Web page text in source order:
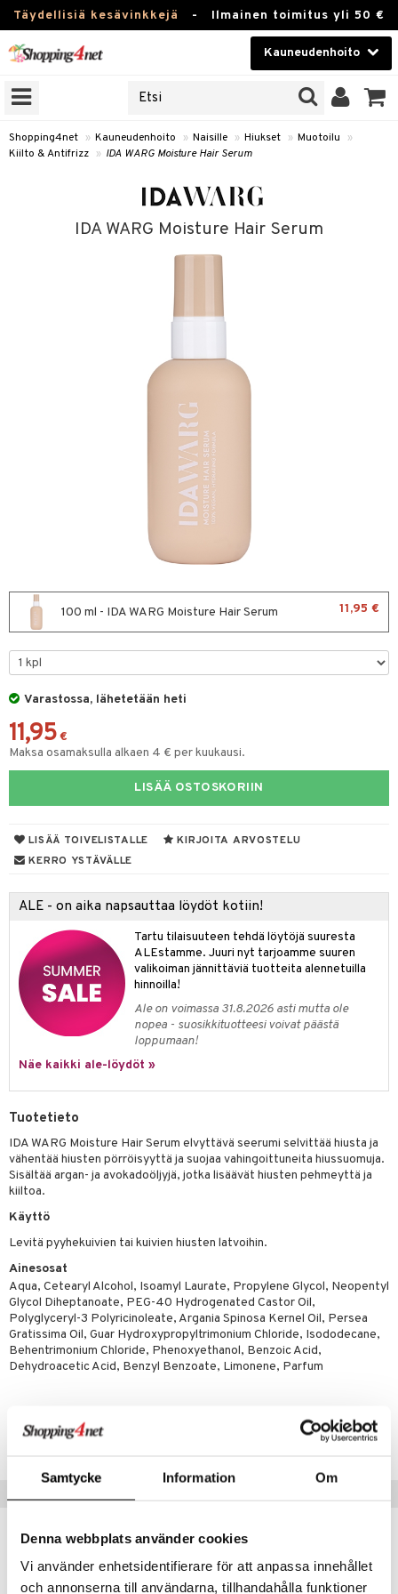
Samtycke Information Om
Denna webbplats använder cookies
Vi använder enhetsidentifierare för att anpassa innehållet
och annonserna till användarna, tillhandahålla funktioner
Täydellisiä kesävinkkejä - Ilmainen toimitus yli 50 €
Kauneudenhoito
Kauneudenhoito
Piilolinssit
Shopping4net » Kauneudenhoito » Naisille » Hiukset » Muotoilu
»
Kiilto & Antifrizz » IDA WARG Moisture Hair Serum
IDA WARG Moisture Hair Serum
100 ml - IDA WARG Moisture Hair Serum 11,95 €
Varastossa, lähetetään heti
11,95 €
Maksa osamaksulla alkaen 4 € per kuukausi.
LISÄÄ OSTOSKORIIN
LISÄÄ TOIVELISTALLE
KIRJOITA ARVOSTELU
KERRO YSTÄVÄLLE
ALE - on aika napsauttaa löydöt kotiin!
Tartu tilaisuuteen tehdä löytöjä suuresta
ALEstamme. Juuri nyt tarjoamme suuren
valikoiman jännittäviä tuotteita alennetuilla
hinnoilla!
Ale on voimassa 31.8.2026 asti mutta ole
nopea - suosikkituotteesi voivat päästä
loppumaan!
Näe kaikki ale-löydöt »
Tuotetieto
IDA WARG Moisture Hair Serum elvyttävä seerumi selvittää hiusta ja
vähentää hiusten pörröisyyttä ja suojaa vahingoittuneita hiussuomuja.
Sisältää argan- ja avokadoöljyjä, jotka lisäävät hiusten pehmeyttä ja
kiiltoa.
Käyttö
Levitä pyyhekuivien tai kuivien hiusten latvoihin.
Ainesosat
Aqua, Cetearyl Alcohol, Isoamyl Laurate, Propylene Glycol, Neopentyl
Glycol Diheptanoate, PEG-40 Hydrogenated Castor Oil,
Polyglyceryl-3 Polyricinoleate, Argania Spinosa Kernel Oil, Persea
Gratissima Oil, Guar Hydroxypropyltrimonium Chloride, Isododecane,
Behentrimonium Chloride, Phenoxyethanol, Benzoic Acid,
Dehydroacetic Acid, Benzyl Benzoate, Limonene, Parfum
CIW20-8P-100-XX-XX
& Antifrizz
tuotteet
& Geeli
tuotteet
poisto
hoito
iho
iho
iho
iho
Set
& Highlighter
Päivävoide
hoito
tarvikkeet
/ Kajaali
de cologne
de parfum
de toilette
&
Lapset
Set
tuotteet
hoito
poisto
hoito
& saippuat
tuotteet
shave balm
shave lotion
de cologne
de toilette
tuotteet
poisto
hoito
& saippuat
10
1: Puhdistus
2: Kirkastus
ja Vartalonhoito
ja naamiot
Huulten Hoito
Elixir
Happy
Happy For Men
Miehille
& vastauksia